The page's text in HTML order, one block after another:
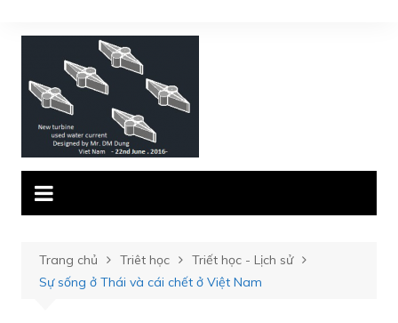
đến
Trang chủ Triêt học
Triết học - Lịch sử
Sự sống ở Thái và cái chết ở Việt Nam